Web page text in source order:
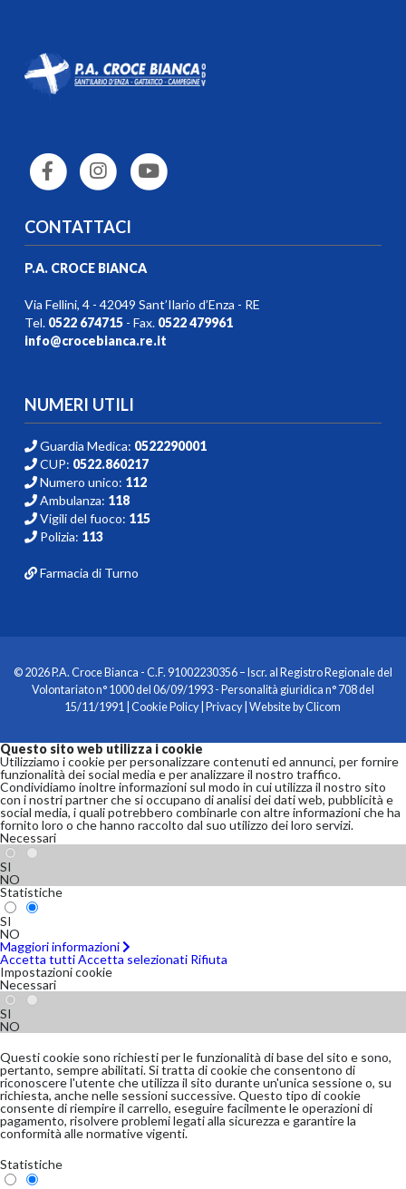
CONTATTACI
P.A. CROCE BIANCA
Via Fellini, 4 - 42049 Sant’Ilario d’Enza - RE
Tel. 0522 674715- Fax. 0522 479961
info@crocebianca.re.it
NUMERI UTILI
Guardia Medica: 0522290001
CUP: 0522.860217
Numero unico: 112
Ambulanza: 118
Vigili del fuoco: 115
Polizia: 113
Farmacia di Turno
© 2026 P.A. Croce Bianca - C.F. 91002230356 – Iscr. al Registro Regionale del
Volontariato n° 1000 del 06/09/1993 - Personalità giuridica n° 708 del
15/11/1991 |Cookie Policy|Privacy| Website byClicom
Questo sito web utilizza i cookie
Utilizziamo i cookie per personalizzare contenuti ed annunci, per fornire
funzionalità dei social media e per analizzare il nostro traffico.
Condividiamo inoltre informazioni sul modo in cui utilizza il nostro sito
con i nostri partner che si occupano di analisi dei dati web, pubblicità e
social media, i quali potrebbero combinarle con altre informazioni che ha
fornito loro o che hanno raccolto dal suo utilizzo dei loro servizi.
Necessari
SI
NO
Statistiche
SI
NO
Maggiori informazioni
Accetta tuttiAccetta selezionati Rifiuta
Impostazioni cookie
Necessari
SI
NO
Questi cookie sono richiesti per le funzionalità di base del sito e sono,
pertanto, sempre abilitati. Si tratta di cookie che consentono di
riconoscere l'utente che utilizza il sito durante un'unica sessione o, su
richiesta, anche nelle sessioni successive. Questo tipo di cookie
consente di riempire il carrello, eseguire facilmente le operazioni di
pagamento, risolvere problemi legati alla sicurezza e garantire la
conformità alle normative vigenti.
Statistiche